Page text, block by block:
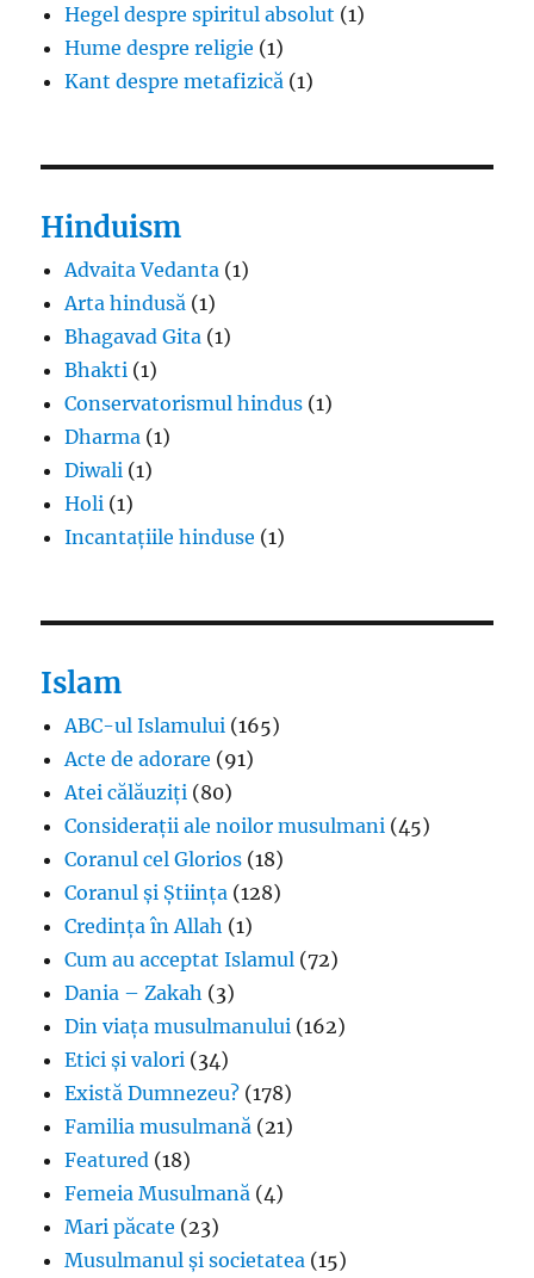
Hegel despre spiritul absolut (1)
Hume despre religie (1)
Kant despre metafizică (1)
Hinduism
Advaita Vedanta (1)
Arta hindusă (1)
Bhagavad Gita (1)
Bhakti (1)
Conservatorismul hindus (1)
Dharma (1)
Diwali (1)
Holi (1)
Incantațiile hinduse (1)
Islam
ABC-ul Islamului (165)
Acte de adorare (91)
Atei călăuziți (80)
Considerații ale noilor musulmani (45)
Coranul cel Glorios (18)
Coranul și Știința (128)
Credința în Allah (1)
Cum au acceptat Islamul (72)
Dania – Zakah (3)
Din viața musulmanului (162)
Etici și valori (34)
Există Dumnezeu? (178)
Familia musulmană (21)
Featured (18)
Femeia Musulmană (4)
Mari păcate (23)
Musulmanul și societatea (15)